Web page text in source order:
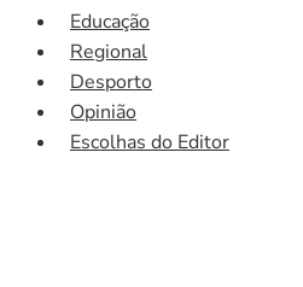
Educação
Regional
Desporto
Opinião
Escolhas do Editor